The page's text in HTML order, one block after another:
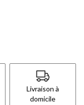
Livraison à
domicile